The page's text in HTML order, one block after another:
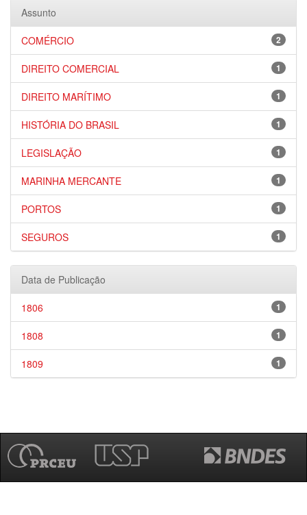
Assunto
2
COMÉRCIO
1
DIREITO COMERCIAL
1
DIREITO MARÍTIMO
1
HISTÓRIA DO BRASIL
1
LEGISLAÇÃO
1
MARINHA MERCANTE
1
PORTOS
1
SEGUROS
Data de Publicação
1
1806
1
1808
1
1809